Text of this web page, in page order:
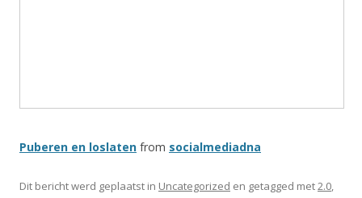
Puberen en loslaten from socialmediadna
Dit bericht werd geplaatst in Uncategorized en getagged met2.0,